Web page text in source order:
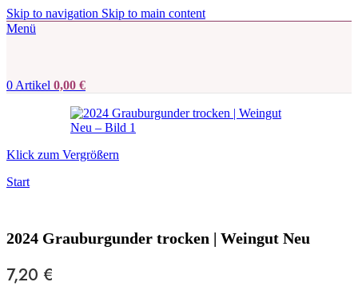
Skip to navigation Skip to main content
Menü
0 Artikel 0,00 €
Klick zum Vergrößern
Start
2024 Grauburgunder trocken | Weingut Neu
7,20 €